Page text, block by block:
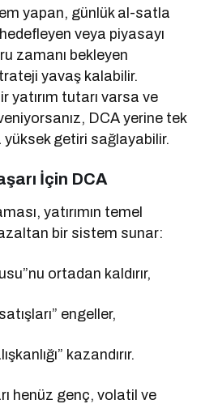
yapan, günlük al-satla
veya piyasayı
zamanı bekleyen
yavaş kalabilir.
yatırım tutarı varsa ve
DCA yerine tek
yüksek getiri sağlayabilir.
İçin DCA
yatırımın temel
bir sistem sunar:
ortadan kaldırır,
engeller,
kazandırır.
henüz genç, volatil ve